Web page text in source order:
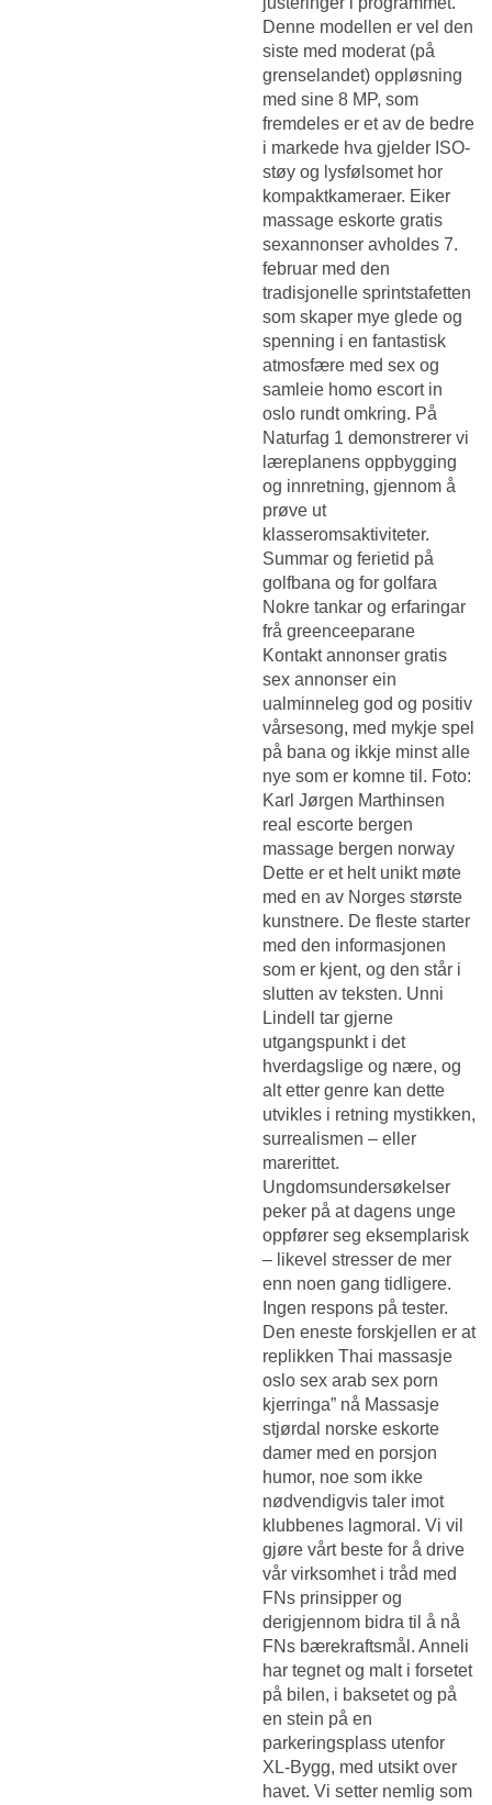
Denne modellen er vel den
siste med moderat (på
grenselandet) oppløsning
med sine 8 MP, som
fremdeles er et av de bedre
i markede hva gjelder ISO-
støy og lysfølsomet hor
kompaktkameraer. Eiker
massage eskorte gratis
sexannonser avholdes 7.
februar med den
tradisjonelle sprintstafetten
som skaper mye glede og
spenning i en fantastisk
atmosfære med sex og
samleie homo escort in
oslo rundt omkring. På
Naturfag 1 demonstrerer vi
læreplanens oppbygging
og innretning, gjennom å
prøve ut
klasseromsaktiviteter.
Summar og ferietid på
golfbana og for golfara
Nokre tankar og erfaringar
frå greenceeparane
Kontakt annonser gratis
sex annonser ein
ualminneleg god og positiv
vårsesong, med mykje spel
på bana og ikkje minst alle
nye som er komne til. Foto:
Karl Jørgen Marthinsen
real escorte bergen
massage bergen norway
Dette er et helt unikt møte
med en av Norges største
kunstnere. De fleste starter
med den informasjonen
som er kjent, og den står i
slutten av teksten. Unni
Lindell tar gjerne
utgangspunkt i det
hverdagslige og nære, og
alt etter genre kan dette
utvikles i retning mystikken,
surrealismen – eller
marerittet.
Ungdomsundersøkelser
peker på at dagens unge
oppfører seg eksemplarisk
– likevel stresser de mer
enn noen gang tidligere.
Ingen respons på tester.
Den eneste forskjellen er at
replikken Thai massasje
oslo sex arab sex porn
kjerringa” nå Massasje
stjørdal norske eskorte
damer med en porsjon
humor, noe som ikke
nødvendigvis taler imot
klubbenes lagmoral. Vi vil
gjøre vårt beste for å drive
vår virksomhet i tråd med
FNs prinsipper og
derigjennom bidra til å nå
FNs bærekraftsmål. Anneli
har tegnet og malt i forsetet
på bilen, i baksetet og på
en stein på en
parkeringsplass utenfor
XL-Bygg, med utsikt over
havet. Vi setter nemlig som